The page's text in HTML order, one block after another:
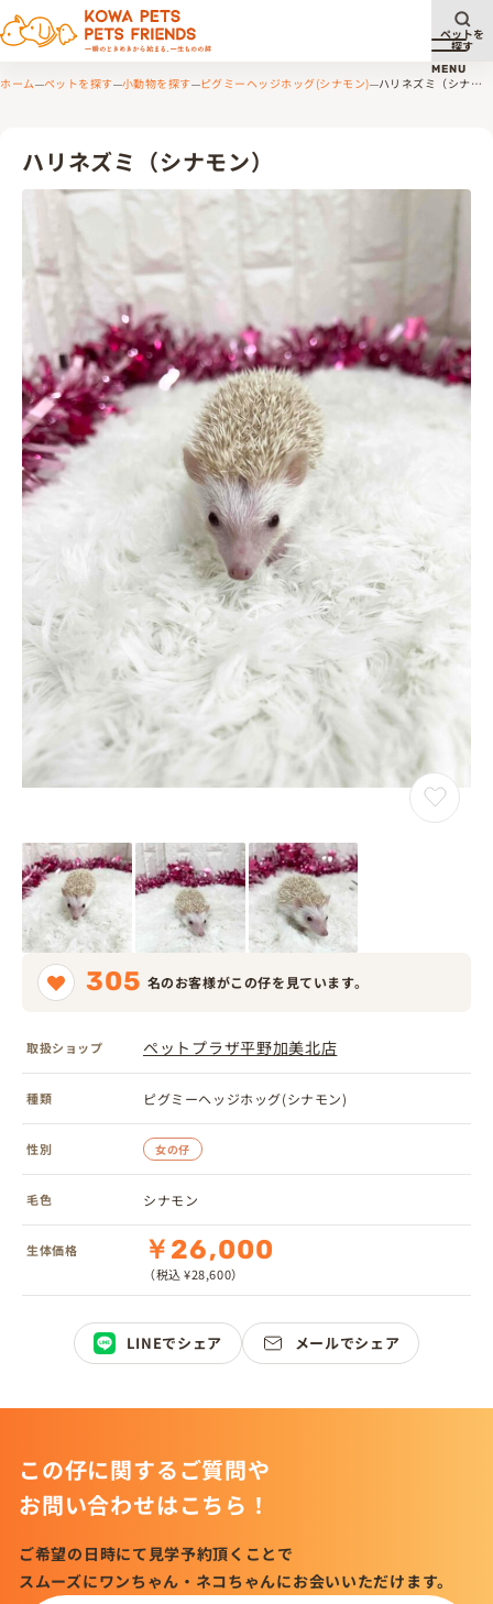
メニ
MENU
ペットを
探す
ホーム ペットを探す 小動物を探す ピグミーヘッジホッグ(シナモン) ハリネズミ（シナモ
ハリネズミ（シナモン）
305 名のお客様がこの仔を見ています。
取扱ショップ ペットプラザ平野加美北店
種類 ピグミーヘッジホッグ(シナモン)
性別 女の仔
毛色 シナモン
生体価格 ￥26,000
（税込 ¥28,600）
LINEでシェア メールでシェア
この仔に関するご質問や
お問い合わせはこちら！
ご希望の日時にて見学予約頂くことで
スムーズにワンちゃん・ネコちゃんにお会いいただけます。